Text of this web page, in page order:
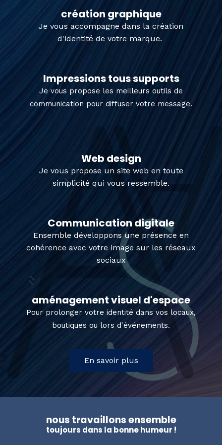
création graphique
Je vous accompagne dans la création
d'identité de votre marque.
Impressions tous supports
Je vous propose les meilleurs outils de
communication pour diffuser votre message.
Web design
Je vous propose un site web en toute
simplicité qui vous ressemble.
Communication digitale
Ensemble développons une présence en
cohérence avec votre image sur les réseaux
sociaux
aménagement visuel d'espace
Pour prolonger votre identité dans vos locaux,
boutiques ou lors d'événements.
En savoir plus
nous travaillons ensemble
toujours dans la bonne humeur !